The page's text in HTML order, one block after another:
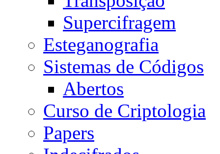
Supercifragem
Esteganografia
Sistemas de Códigos
Abertos
Curso de Criptologia
Papers